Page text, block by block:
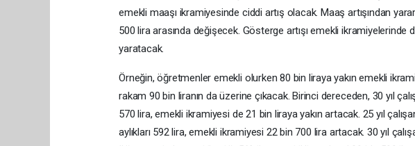
emekli maaşı ikramiyesinde ciddi artış olacak. Maaş artışından
500 lira arasında değişecek. Gösterge artışı emekli ikramiyelerinde
yaratacak.
Örneğin, öğretmenler emekli olurken 80 bin liraya yakın emekli
rakam 90 bin liranın da üzerine çıkacak. Birinci dereceden, 30 yıl
570 lira, emekli ikramiyesi de 21 bin liraya yakın artacak. 25 yıl
aylıkları 592 lira, emekli ikramiyesi 22 bin 700 lira artacak. 30 yıl